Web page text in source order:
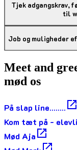
Tjek adgangskrav,
til
Job og muligheder
Meet and
mød os
På slap line........
Kom tæt på -
Mød Aja